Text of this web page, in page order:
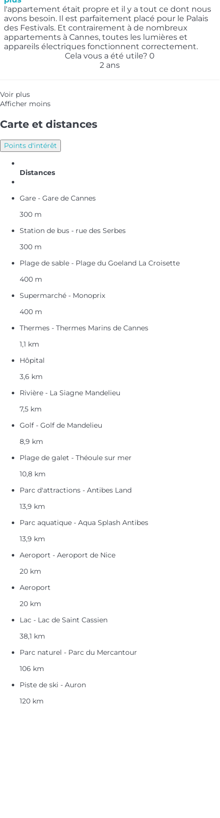
l'appartement était propre et il y a tout ce dont nous
avons besoin. Il est parfaitement placé pour le Palais
des Festivals. Et contrairement à de nombreux
appartements à Cannes, toutes les lumières et
appareils électriques fonctionnent correctement.
Cela vous a été utile? 0
2 ans
Voir plus
Afficher moins
Carte et distances
Points d'intérêt
Distances
Gare - Gare de Cannes
300 m
Station de bus - rue des Serbes
300 m
Plage de sable - Plage du Goeland La Croisette
400 m
Supermarché - Monoprix
400 m
Thermes - Thermes Marins de Cannes
1,1 km
Hôpital
3,6 km
Rivière - La Siagne Mandelieu
7,5 km
Golf - Golf de Mandelieu
8,9 km
Plage de galet - Théoule sur mer
10,8 km
Parc d'attractions - Antibes Land
13,9 km
Parc aquatique - Aqua Splash Antibes
13,9 km
Aeroport - Aeroport de Nice
20 km
Aeroport
20 km
Lac - Lac de Saint Cassien
38,1 km
Parc naturel - Parc du Mercantour
106 km
Piste de ski - Auron
120 km